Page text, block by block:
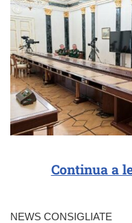
Continua a